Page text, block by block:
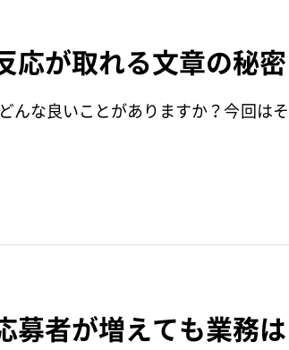
応が取れる文章の秘密
んな良いことがありますか？今回はそ
募者が増えても業務は